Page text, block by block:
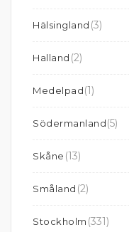
Hälsingland (3)
Halland (2)
Medelpad(1)
Södermanland(5)
Skåne (13)
Småland (2)
Stockholm (331)